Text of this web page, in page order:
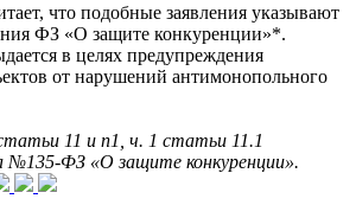
что подобные заявления указывают
ФЗ «О защите конкуренции»*.
в целях предупреждения
от нарушений антимонопольного
11 и п1, ч. 1 статьи 11.1
№135-ФЗ «О защите конкуренции».